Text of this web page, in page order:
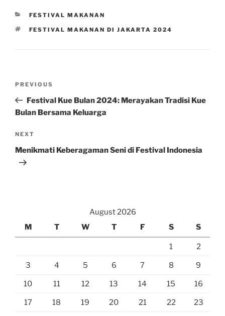
CATEGORIES
FESTIVAL MAKANAN
TAGS
FESTIVAL MAKANAN DI JAKARTA 2024
Previous
Post
PREVIOUS
Festival Kue Bulan 2024: Merayakan Tradisi Kue
Bulan Bersama Keluarga
Next
Post
NEXT
Menikmati Keberagaman Seni di Festival Indonesia
August 2026
M
T W T F S S
1 2
3 4 5 6 7 8 9
10 11 12 13 14 15 16
17 18 19 20 21 22 23